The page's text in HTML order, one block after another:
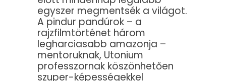
egyszer megmentsék a világot.
A pindur pandúrok – a
rajzfilmtörténet három
legharciasabb amazonja –
mentoruknak, Utonium
professzornak köszönhetően
szuper-képességekkel